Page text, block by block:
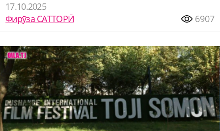
17.10.2025
Фирӯза САТТОРӢ
6907